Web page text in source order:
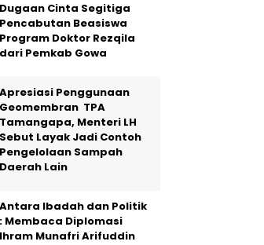
Dugaan Cinta Segitiga
Pencabutan Beasiswa
Program Doktor Rezqila
dari Pemkab Gowa
Apresiasi Penggunaan
Geomembran TPA
Tamangapa, Menteri LH
Sebut Layak Jadi Contoh
Pengelolaan Sampah
Daerah Lain
Antara Ibadah dan Politik
: Membaca Diplomasi
Ihram Munafri Arifuddin